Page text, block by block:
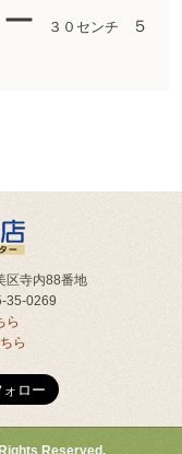
３０センチ
５
区寺内88番地
35-0269
ら
ら
Reserved.